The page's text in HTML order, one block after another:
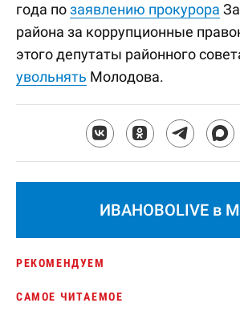
года позаявлению прокурора
района за коррупционные
этого депутаты районного
увольнять Молодова.
ИВАНОВОLIVE в
РЕКОМЕНДУЕМ
САМОЕ ЧИТАЕМОЕ